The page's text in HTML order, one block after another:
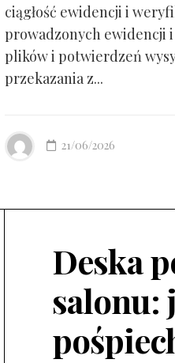
ciągłość ewidencji i
prowadzonych ewidencji i
plików i potwierdzeń
przekazania z...
21/06/2026
Deska
salonu: